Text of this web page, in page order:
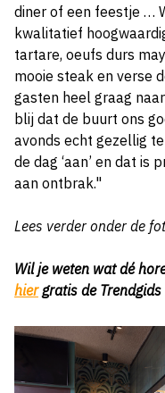
diner of een feestje …
kwalitatief
tartare, oeufs durs
mooie steak en verse
gasten heel graag
blij dat de buurt ons
avonds echt gezellig
de dag ‘aan’ en dat is
aan ontbrak."
Lees verder onder de
Wil je weten wat dé
hier gratis de